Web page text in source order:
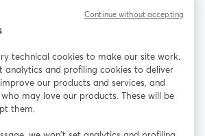
新しいタブで開く(Twitter)
YouTube
technical cookies to make our site work.
analytics and profiling cookies to deliver
our products and services, and
may love our products. These will be
them.
Continue without accepting